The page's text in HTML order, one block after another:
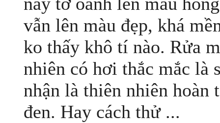
vẫn lên màu đẹp, khá
ko thấy khô tí nào. Rửa
nhiên có hơi thắc mắc là
nhận là thiên nhiên hoàn
đen. Hay cách thử ...